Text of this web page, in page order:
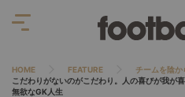
HOME FEATURE
チームを陰
こだわりがないのがこだわり。人の喜びが我が
無欲なGK人生